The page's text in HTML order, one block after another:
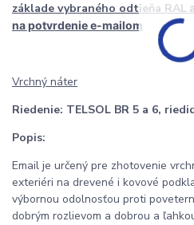
základe vybraného odtieňa RAL
na potvrdenie e-mailom
Vrchný náter
Riedenie: TELSOL BR 5 a 6,
Popis:
Email je určený pre zhotovenie
exteriéri na drevené i kovové
výbornou odolnosťou proti
dobrým rozlievom a dobrou a